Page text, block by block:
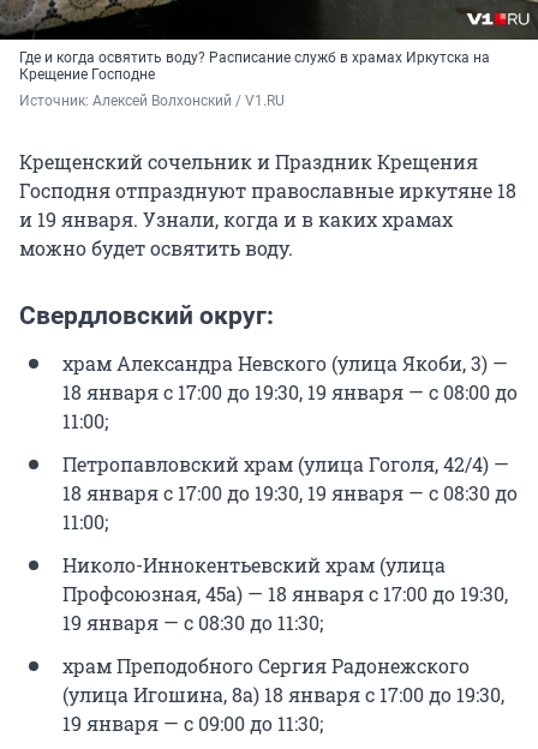
Где и когда освятить воду? Расписание служб в храмах Иркутска на
Крещение Господне
Источник: Алексей Волхонский / V1.RU
Крещенский сочельник и Праздник Крещения
Господня отпразднуют православные иркутяне 18
и 19 января. Узнали, когда и в каких храмах
можно будет освятить воду.
Свердловский округ:
храм Александра Невского (улица Якоби, 3) —
18 января с 17:00 до 19:30, 19 января — с 08:00 до
11:00;
Петропавловский храм (улица Гоголя, 42/4) —
18 января с 17:00 до 19:30, 19 января — с 08:30 до
11:00;
Николо-Иннокентьевский храм (улица
Профсоюзная, 45а) — 18 января с 17:00 до 19:30,
19 января — с 08:30 до 11:30;
храм Преподобного Сергия Радонежского
(улица Игошина, 8а) 18 января с 17:00 до 19:30,
19 января — с 09:00 до 11:30;